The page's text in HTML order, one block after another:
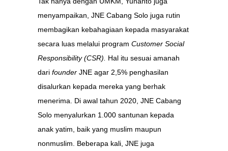
menyampaikan, JNE Cabang Solo juga rutin
membagikan kebahagiaan kepada masyarakat
secara luas melalui program Customer Social
Responsibility (CSR). Hal itu sesuai amanah
dari founder JNE agar 2,5% penghasilan
disalurkan kepada mereka yang berhak
menerima. Di awal tahun 2020, JNE Cabang
Solo menyalurkan 1.000 santunan kepada
anak yatim, baik yang muslim maupun
nonmuslim. Beberapa kali, JNE juga